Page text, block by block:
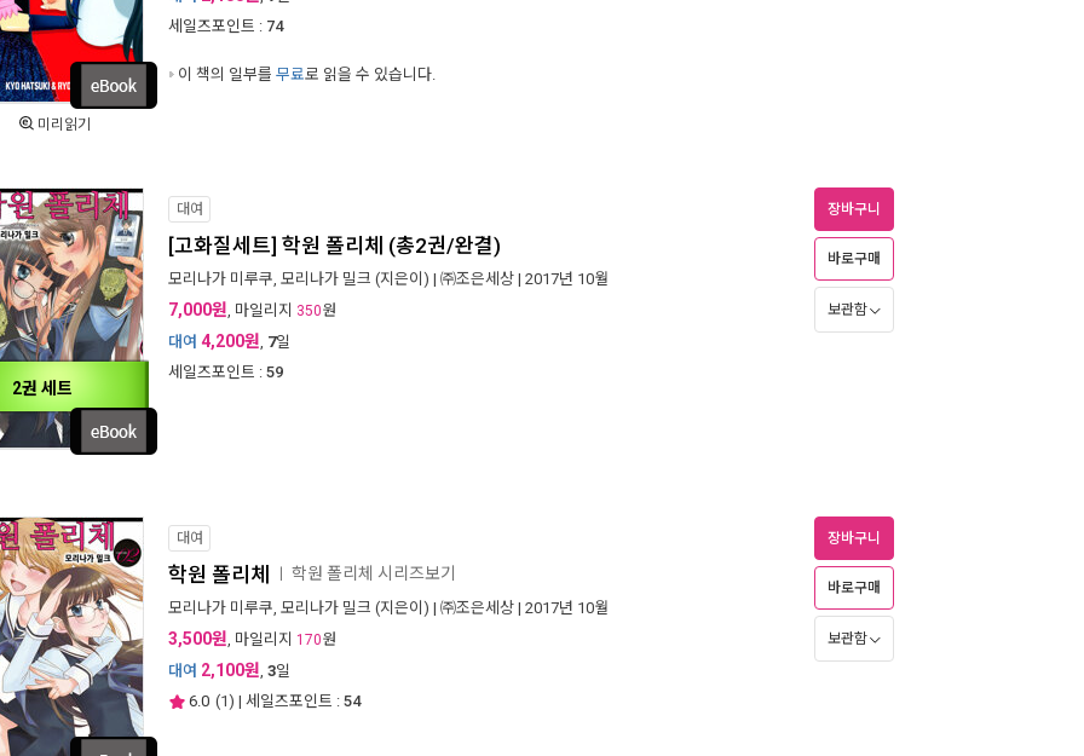
미리읽기
세일즈포인트 : 74
이 책의 일부를 무료로 읽을 수 있습니다.
2권 세트
대여
[고화질세트] 학원 폴리체 (총2권/완결)
모리나가 미루쿠, 모리나가 밀크 (지은이) | ㈜조은세상 | 2017년 10월
7,000원, 마일리지 350원
대여 4,200원, 7일
세일즈포인트 : 59
장바구니
바로구매
보관함
대여
학원 폴리체 학원 폴리체 시리즈보기
모리나가 미루쿠, 모리나가 밀크 (지은이) | ㈜조은세상 | 2017년 10월
3,500원, 마일리지 170원
대여 2,100원, 3일
6.0 (1) | 세일즈포인트 : 54
장바구니
바로구매
보관함